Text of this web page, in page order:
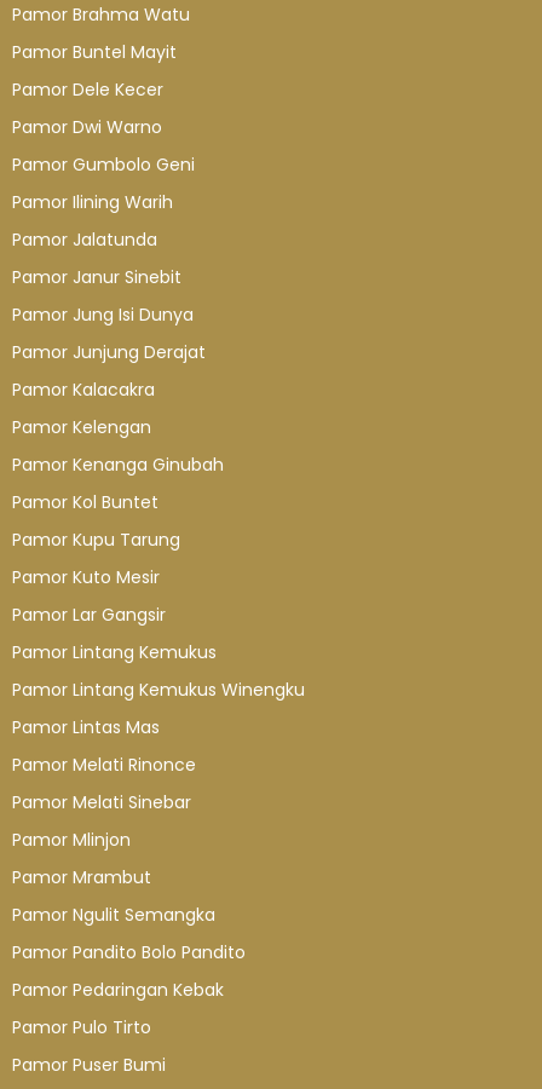
Pamor Brahma Watu
Pamor Buntel Mayit
Pamor Dele Kecer
Pamor Dwi Warno
Pamor Gumbolo Geni
Pamor Ilining Warih
Pamor Jalatunda
Pamor Janur Sinebit
Pamor Jung Isi Dunya
Pamor Junjung Derajat
Pamor Kalacakra
Pamor Kelengan
Pamor Kenanga Ginubah
Pamor Kol Buntet
Pamor Kupu Tarung
Pamor Kuto Mesir
Pamor Lar Gangsir
Pamor Lintang Kemukus
Pamor Lintang Kemukus Winengku
Pamor Lintas Mas
Pamor Melati Rinonce
Pamor Melati Sinebar
Pamor Mlinjon
Pamor Mrambut
Pamor Ngulit Semangka
Pamor Pandito Bolo Pandito
Pamor Pedaringan Kebak
Pamor Pulo Tirto
Pamor Puser Bumi